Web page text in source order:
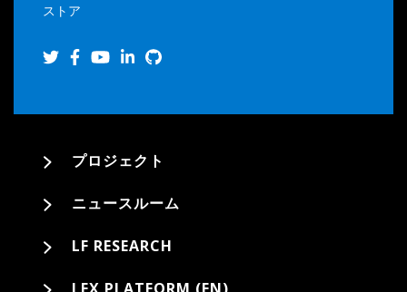
ストア
プロジェクト
ニュースルーム
LF RESEARCH